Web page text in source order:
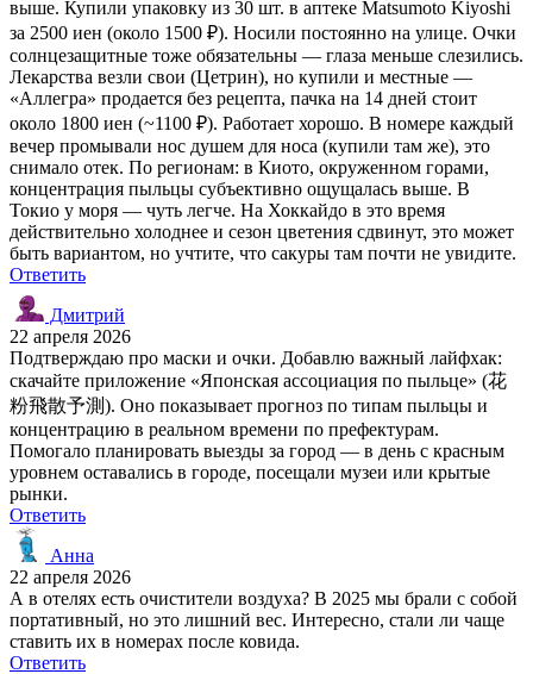
выше. Купили упаковку из 30 шт. в аптеке Matsumoto Kiyoshi
за 2500 иен (около 1500 ₽). Носили постоянно на улице. Очки
солнцезащитные тоже обязательны — глаза меньше слезились.
Лекарства везли свои (Цетрин), но купили и местные —
«Аллегра» продается без рецепта, пачка на 14 дней стоит
около 1800 иен (~1100 ₽). Работает хорошо. В номере каждый
вечер промывали нос душем для носа (купили там же), это
снимало отек. По регионам: в Киото, окруженном горами,
концентрация пыльцы субъективно ощущалась выше. В
Токио у моря — чуть легче. На Хоккайдо в это время
действительно холоднее и сезон цветения сдвинут, это может
быть вариантом, но учтите, что сакуры там почти не увидите.
Ответить
Дмитрий
22 апреля 2026
Подтверждаю про маски и очки. Добавлю важный лайфхак:
скачайте приложение «Японская ассоциация по пыльце» (花
粉飛散予測). Оно показывает прогноз по типам пыльцы и
концентрацию в реальном времени по префектурам.
Помогало планировать выезды за город — в день с красным
уровнем оставались в городе, посещали музеи или крытые
рынки.
Ответить
Анна
22 апреля 2026
А в отелях есть очистители воздуха? В 2025 мы брали с собой
портативный, но это лишний вес. Интересно, стали ли чаще
ставить их в номерах после ковида.
Ответить